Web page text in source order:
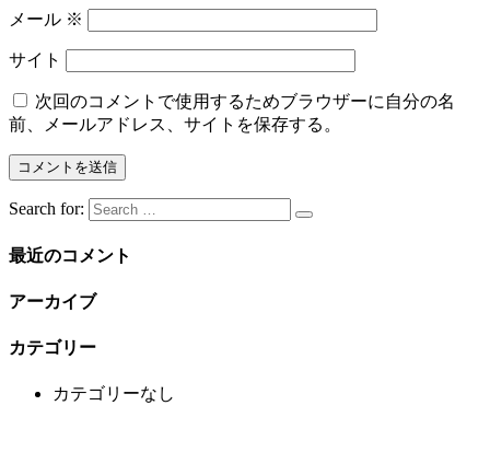
メール ※
サイト
次回のコメントで使用するためブラウザーに自分の名
前、メールアドレス、サイトを保存する。
Search for:
最近のコメント
アーカイブ
カテゴリー
カテゴリーなし